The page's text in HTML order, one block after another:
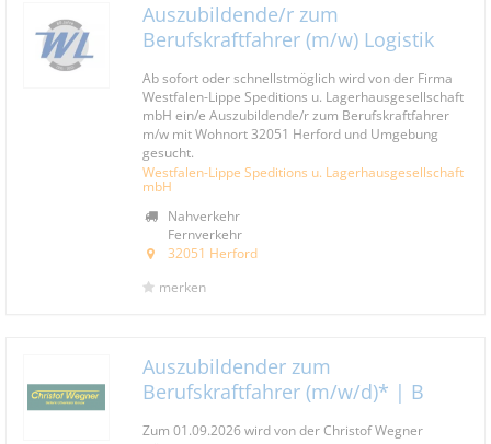
Auszubildende/r zum
Berufskraftfahrer (m/w) Logistik
Ab sofort oder schnellstmöglich wird von der Firma
Westfalen-Lippe Speditions u. Lagerhausgesellschaft
mbH ein/e Auszubildende/r zum Berufskraftfahrer
m/w mit Wohnort 32051 Herford und Umgebung
gesucht.
Westfalen-Lippe Speditions u. Lagerhausgesellschaft
mbH
Nahverkehr
Fernverkehr
32051 Herford
merken
Auszubildender zum
Berufskraftfahrer (m/w/d)* | B
Zum 01.09.2026 wird von der Christof Wegner